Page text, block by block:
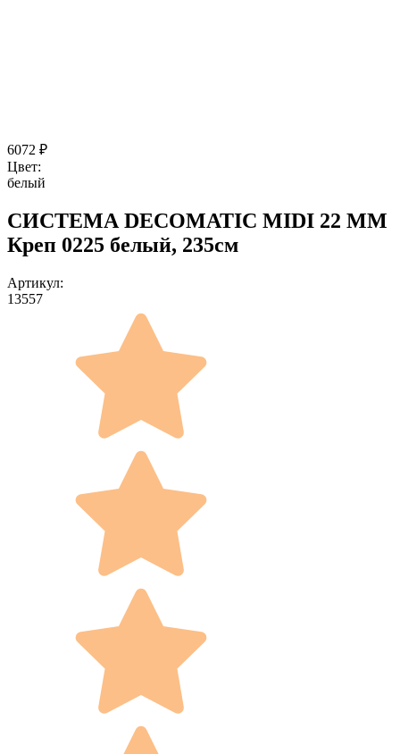
6072 ₽
Цвет:
белый
СИСТЕМА DECOMATIC MIDI 22 ММ
Креп 0225 белый, 235см
Артикул:
13557